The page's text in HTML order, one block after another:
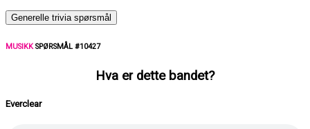
Generelle trivia spørsmål
MUSIKKSPØRSMÅL #10427
Hva er dette bandet?
Everclear